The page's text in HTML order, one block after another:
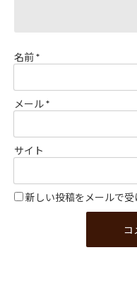
名前*
メール*
サイト
新しい投稿をメールで受